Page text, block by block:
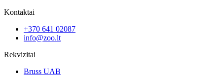
Kontaktai
+370 641 02087
info@zoo.lt
Rekvizitai
Bruss UAB